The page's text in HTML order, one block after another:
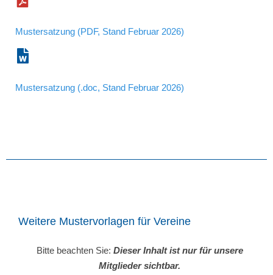
Mustersatzung (PDF, Stand Februar 2026)
Mustersatzung (.doc, Stand Februar 2026)
Weitere Mustervorlagen für Vereine
Bitte beachten Sie: Dieser Inhalt ist nur für unsere
Mitglieder sichtbar.